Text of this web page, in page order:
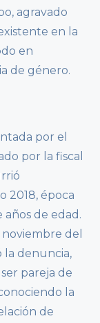
agravado
en la
en
de género.
por el
por la fiscal
2018, época
de edad.
del
la denuncia,
pareja de
la
de